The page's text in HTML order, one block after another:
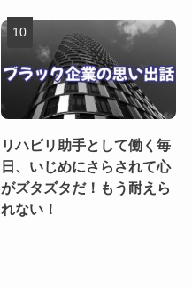
リハビリ助手として働く毎
日、いじめにさらされて心
がズタズタだ！もう耐えら
れない！